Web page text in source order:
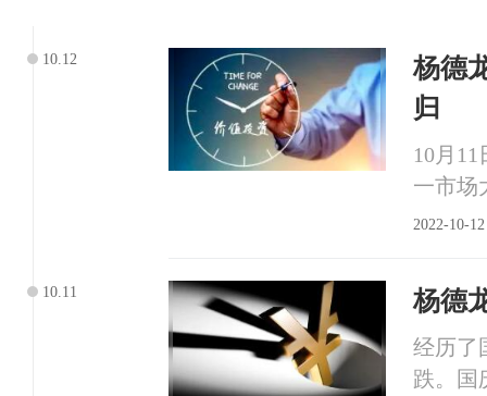
10.12
杨德
归
10月
一市场
2022-10-
10.11 杨德
经历了
跌。国